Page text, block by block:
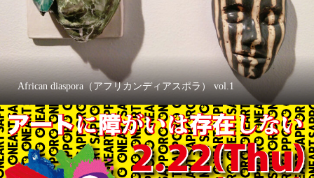
African diaspora（アフリカンディアスポラ） vol.1